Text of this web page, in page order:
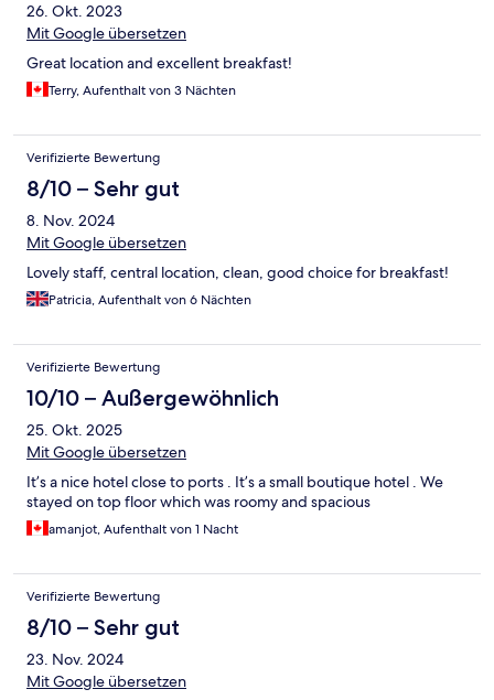
26. Okt. 2023
Mit Google übersetzen
Great location and excellent breakfast!
Terry, Aufenthalt von 3 Nächten
Verifizierte Bewertung
8/10 – Sehr gut
8. Nov. 2024
Mit Google übersetzen
Lovely staff, central location, clean, good choice for breakfast!
Patricia, Aufenthalt von 6 Nächten
Verifizierte Bewertung
10/10 – Außergewöhnlich
25. Okt. 2025
Mit Google übersetzen
It’s a nice hotel close to ports . It’s a small boutique hotel . We
stayed on top floor which was roomy and spacious
amanjot, Aufenthalt von 1 Nacht
Verifizierte Bewertung
8/10 – Sehr gut
23. Nov. 2024
Mit Google übersetzen